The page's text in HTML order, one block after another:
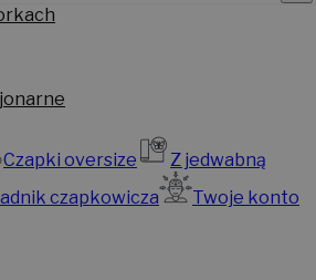
Czapki oversize
Z jedwabną
czapkowicza
Twoje konto